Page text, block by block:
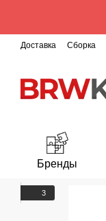
Доставка Сборка
Бренды
3